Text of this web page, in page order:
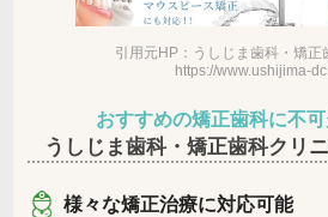
引用元HP：うしじま歯科・矯正
https://www.ushijima-
おすすめの矯正歯科に不
うしじま歯科・矯正歯科クリ
様々な矯正治療に対応可能